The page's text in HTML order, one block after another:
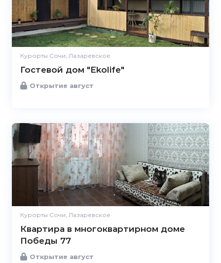
Курорты Сочи, Лазаревское
Гостевой дом "Ekolife"
Открытие август
Курорты Сочи, Лазаревское
Квартира в многоквартирном доме
Победы 77
Открытие август